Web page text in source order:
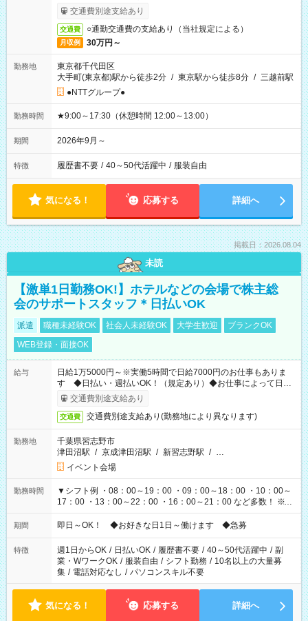
交通費別途支給あり
交通費 ○通勤交通費の支給あり（当社規定による）
月収例 30万円～
勤務地
東京都千代田区
大手町(東京都)駅から徒歩2分 / 東京駅から徒歩8分 / 三越前駅
●NTTグループ●
勤務時間 ★9:00～17:30（休憩時間 12:00～13:00）
期間 2026年9月～
特徴 履歴書不要 / 40～50代活躍中 / 服装自由
気になる！ 応募する 詳細へ
掲載日：2026.08.04
未読
【激単1日勤務OK!】ホテルなどの会場で株主総
会のサポートスタッフ＊日払いOK
派遣 職種未経験OK 社会人未経験OK 大学生歓迎
ブランクOK
WEB登録・面接OK
給与
日給1万5000円～※実働5時間で日給7000円のお仕事もありま
す ◆日払い・週払いOK！（規定あり）◆お仕事によって日給
も異なります
交通費別途支給あり
交通費 交通費別途支給あり(勤務地により異なります)
勤務地
千葉県習志野市
津田沼駅 / 京成津田沼駅 / 新習志野駅 / …
イベント会場
勤務時間
▼シフト例 ・08：00～19：00 ・09：00～18：00 ・10：00～
17：00 ・13：00～22：00 ・16：00～21：00 など多数！ ※お
仕事により勤務時間が異なります
期間 即日～OK！ ◆お好きな日1日～働けます ◆急募
特徴 週1日からOK / 日払いOK / 履歴書不要 / 40～50代活躍中 / 副
業・WワークOK / 服装自由 / シフト勤務 / 10名以上の大量募
集 / 電話対応なし / パソコンスキル不要
気になる！ 応募する 詳細へ